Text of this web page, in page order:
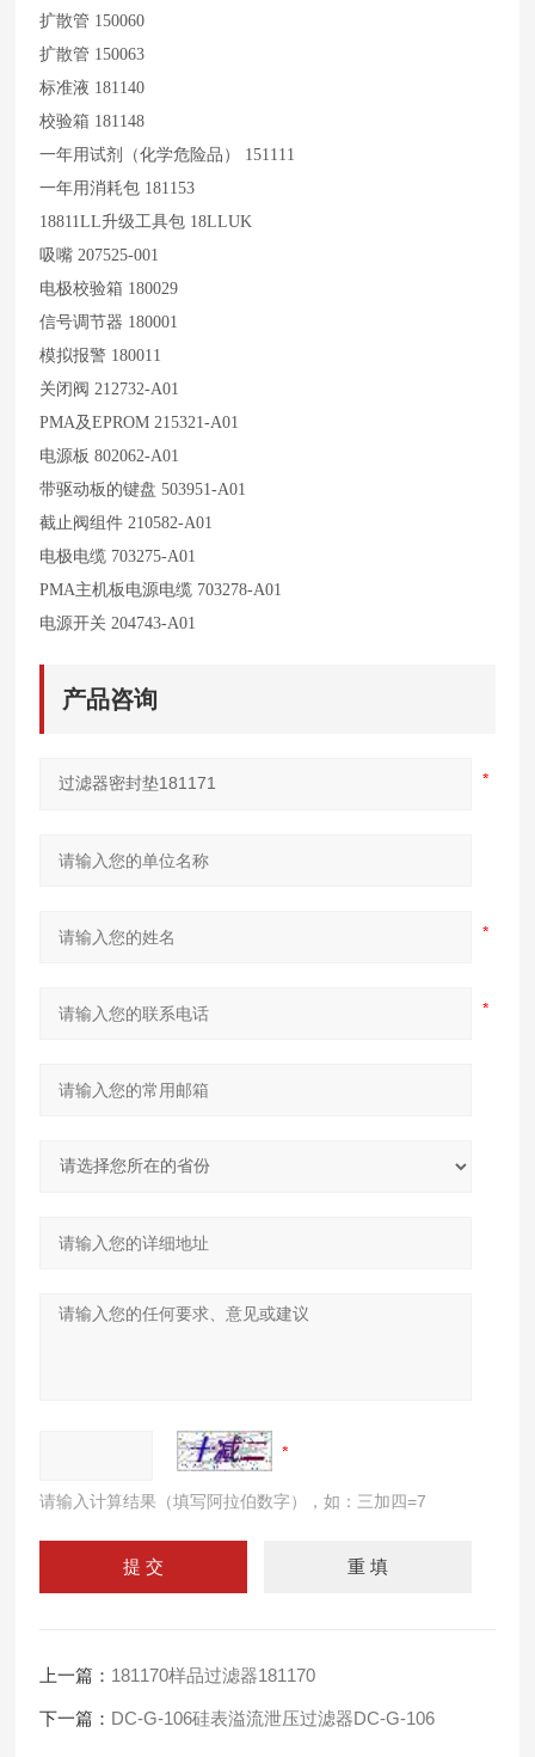
扩散管 150060
扩散管 150063
标准液 181140
校验箱 181148
一年用试剂（化学危险品） 151111
一年用消耗包 181153
18811LL升级工具包 18LLUK
吸嘴 207525-001
电极校验箱 180029
信号调节器 180001
模拟报警 180011
关闭阀 212732-A01
PMA及EPROM 215321-A01
电源板 802062-A01
带驱动板的键盘 503951-A01
截止阀组件 210582-A01
电极电缆 703275-A01
PMA主机板电源电缆 703278-A01
电源开关 204743-A01
产品咨询
请输入计算结果（填写阿拉伯数字），如：三加四=7
上一篇： 181170样品过滤器181170
下一篇： DC-G-106硅表溢流泄压过滤器DC-G-106